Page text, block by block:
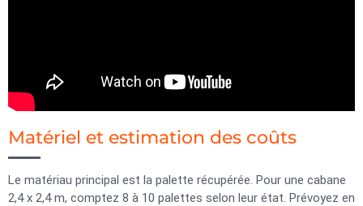
Matériel et estimation des coûts
Le matériau principal est la palette récupérée. Pour une cabane
2,4 x 2,4 m, comptez 8 à 10 palettes selon leur état. Prévoyez en